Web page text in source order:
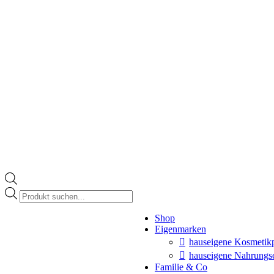
Products
search
Shop
Eigenmarken
hauseigene
hauseigene
Familie & Co